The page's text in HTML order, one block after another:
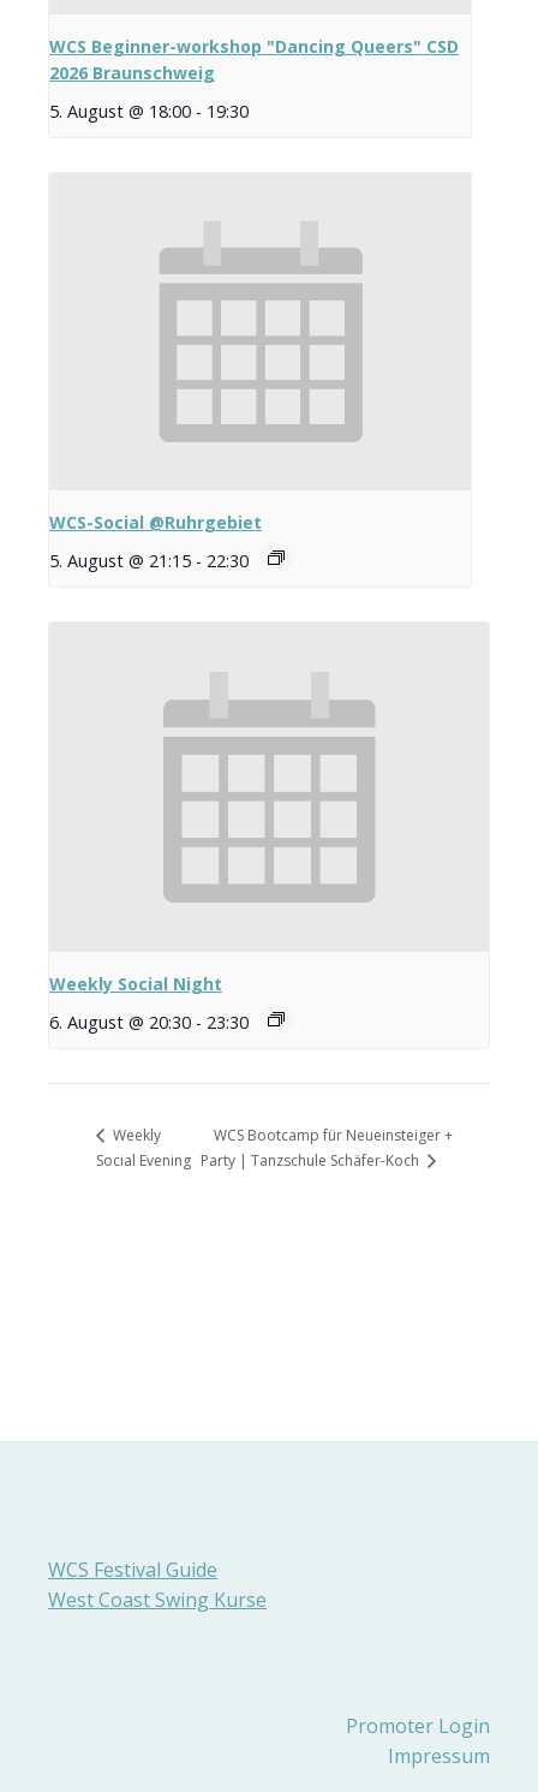
WCS Beginner-workshop "Dancing Queers" CSD
2026 Braunschweig
5. August @ 18:00 - 19:30
WCS-Social @Ruhrgebiet
5. August @ 21:15 - 22:30
Weekly Social Night
6. August @ 20:30 - 23:30
Weekly
Social Evening
WCS Bootcamp für Neueinsteiger +
Party | Tanzschule Schäfer-Koch
WCS Festival Guide
West Coast Swing Kurse
Promoter Login
Impressum